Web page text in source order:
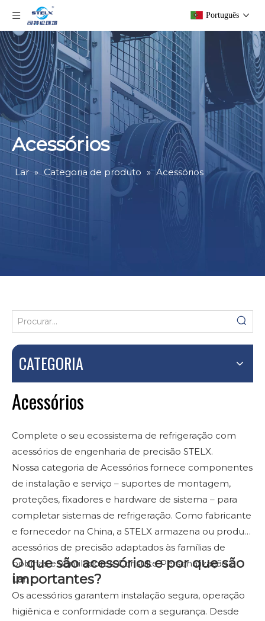
Português
Acessórios
Lar » Categoria de produto » Acessórios
CATEGORIA
Acessórios
Complete o seu ecossistema de refrigeração com
acessórios de engenharia de precisão STELX.
Nossa categoria de Acessórios fornece componentes
de instalação e serviço – suportes de montagem,
proteções, fixadores e hardware de sistema – para
completar sistemas de refrigeração. Como fabricante
e fornecedor na China, a STELX armazena ou produz
acessórios de precisão adaptados às famílias de
bobinas e ventiladores. Consulte Personalização e
Lar.
O que são acessórios e por que são
importantes?
Os acessórios garantem instalação segura, operação
higiênica e conformidade com a segurança. Desde